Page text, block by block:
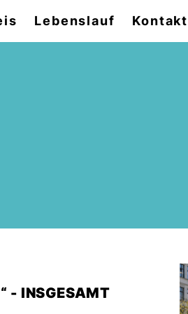
Lebenslauf Kontakt
- INSGESAMT